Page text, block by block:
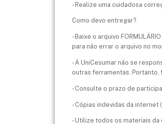
- Realize uma cuidadosa
Como devo entregar?
- Baixe o arquivo
para não errar o arquivo no
- A UniCesumar não se
outras ferramentas. Portanto,
- Consulte o prazo de
- Cópias indevidas da internet
- Utilize todos os materiais